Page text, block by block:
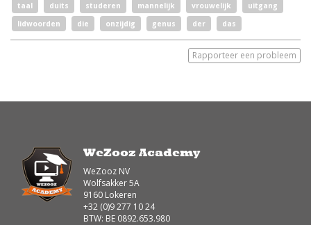
taal
duits studeren mannelijk vrouwelijk
uitgang
lidwoorden
die onzijdig genus der das
Rapporteer een probleem
WeZooz Academy
WeZooz NV
Wolfsakker 5A
9160 Lokeren
+32 (0)9 277 10 24
BTW: BE 0892.653.980